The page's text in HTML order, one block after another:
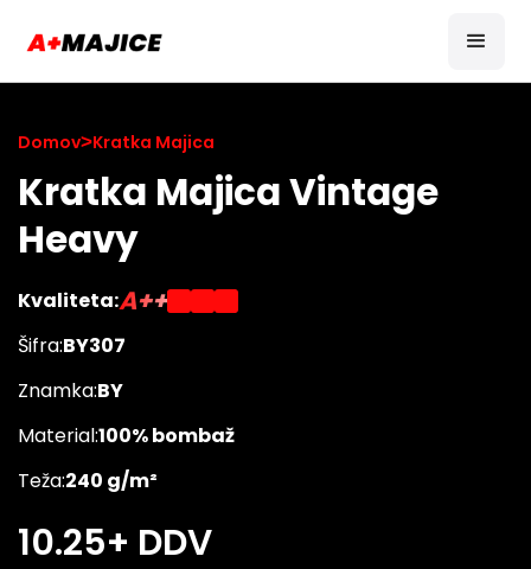
Domov>Kratka Majica
Kratka Majica Vintage
Heavy
Kvaliteta:A++
Šifra:BY307
Znamka:BY
Material:100% bombaž
Teža:240 g/m²
10.25+ DDV